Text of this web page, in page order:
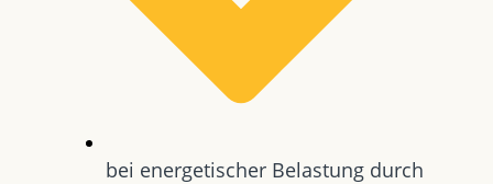
bei energetischer Belastung durch